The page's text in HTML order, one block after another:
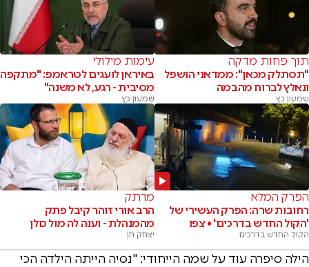
תוך פחות מדקה
"תסתלק מכאן": ממדאני הושפל
ונאלץ לברוח מהבמה
שמעון כץ
עימות מילולי
באיראן לועגים לטראמפ: "מתקפה
מסיבית - רגע, לא משנה"
שמעון כץ
הפרק המלא
רחובות שרה: הפרק העשירי של
'הקול החדש בדרכים' • צפו
הקול החדש בדרכים
מרתק
הרב אורי זוהר קיבל פתק
מהמנהלת - וענה לה מול כולן
יצחק חן
הילה סיפרה עוד על שמה הייחודי: "נסיה הייתה הילדה הכי